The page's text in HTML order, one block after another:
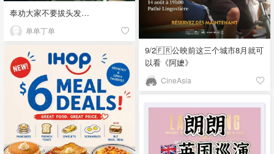
奉劝大家不要拔头发…
单单丁单
9/2🇫🇷公映前这三个城市8月就可
以看《阿嬷》
CineAsia